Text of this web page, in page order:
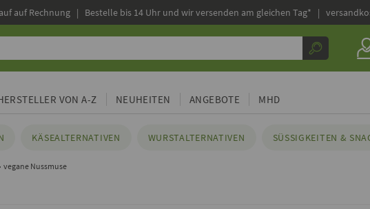
auf Rechnung | Bestelle bis 14 Uhr und wir versenden am gleichen Tag* |
VON A-Z NEUHEITEN ANGEBOTE MHD
KÄSEALTERNATIVEN WURSTALTERNATIVEN SÜSSIGKEITEN &
vegane Nussmuse